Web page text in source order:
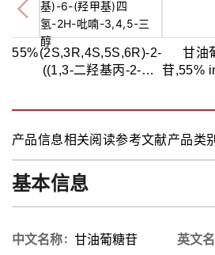
,55%(2S,3R,4S,5S,6R)-2-
((1,3-二羟基丙-2-基)
甘油
苷,55%
产品信息相关阅读参考文献产品类
基本信息
中文名称 甘油葡糖苷 英文